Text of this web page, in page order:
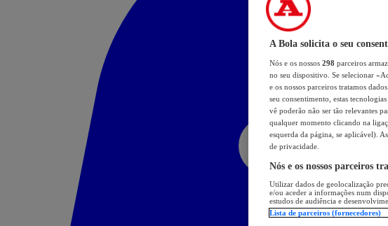
A Bola solicita o seu
Nós e os nossos 298 parceiros
no seu dispositivo. Se selecionar
e os nossos parceiros tratamos
seu consentimento, estas
vê poderão não ser tão relevantes
qualquer momento clicando na
esquerda da página, se aplicável).
de privacidade.
Nós e os nossos parceiros
Utilizar dados de geolocalização
e/ou aceder a informações num
estudos de audiência e
Lista de parceiros (fornecedores)